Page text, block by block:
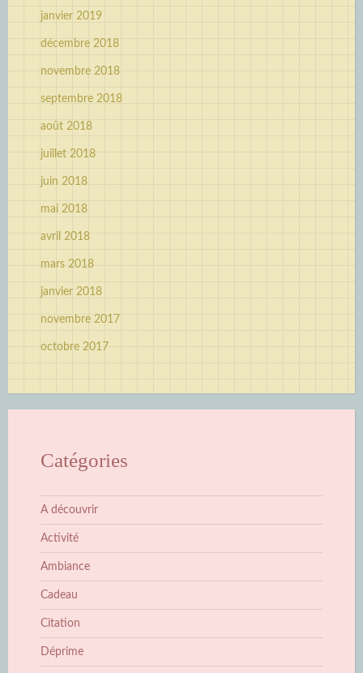
janvier 2019
décembre 2018
novembre 2018
septembre 2018
août 2018
juillet 2018
juin 2018
mai 2018
avril 2018
mars 2018
janvier 2018
novembre 2017
octobre 2017
Catégories
A découvrir
Activité
Ambiance
Cadeau
Citation
Déprime